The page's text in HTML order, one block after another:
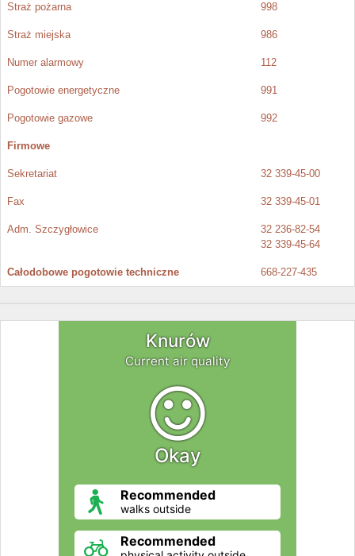
Straż pożarna 998
Straż miejska 986
Numer alarmowy 112
Pogotowie energetyczne 991
Pogotowie gazowe 992
Firmowe
Sekretariat 32 339-45-00
Fax 32 339-45-01
Adm. Szczygłowice
32 236-82-54
32 339-45-64
Całodobowe pogotowie techniczne 668-227-435